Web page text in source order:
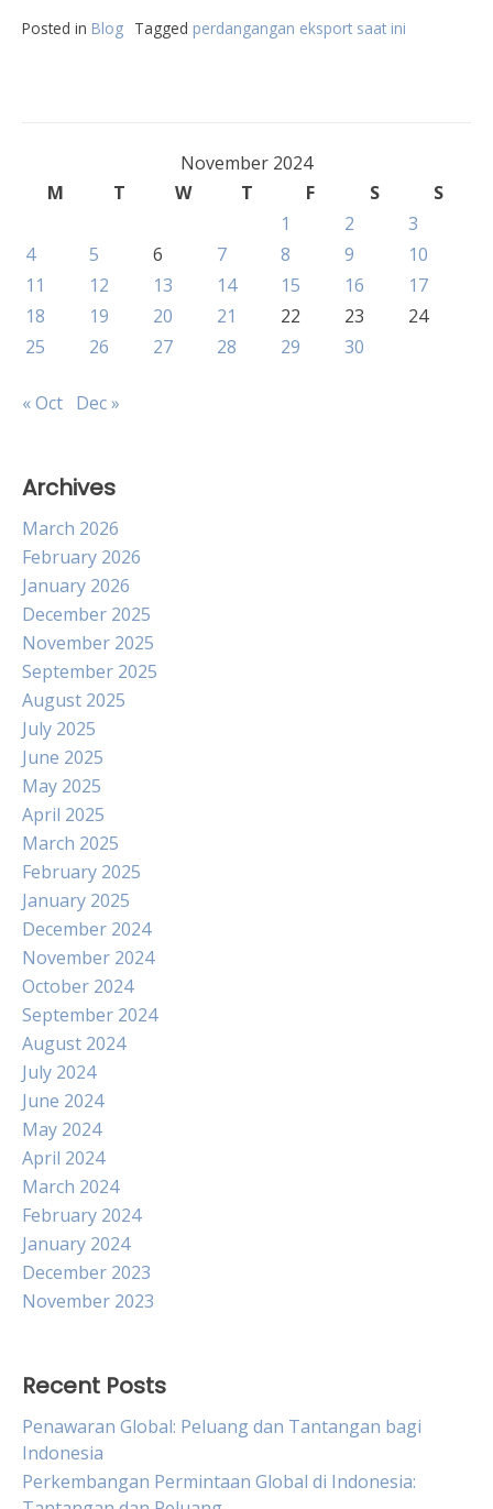
Posted in Blog Tagged perdangangan eksport saat ini
November 2024
M
T W T F S
S
1
2
3
4
5 6 7 8 9
10
11
12 13 14 15 16
17
18
19 20 21 22 23
24
25
26 27 28 29 30
« Oct Dec »
Archives
March 2026
February 2026
January 2026
December 2025
November 2025
September 2025
August 2025
July 2025
June 2025
May 2025
April 2025
March 2025
February 2025
January 2025
December 2024
November 2024
October 2024
September 2024
August 2024
July 2024
June 2024
May 2024
April 2024
March 2024
February 2024
January 2024
December 2023
November 2023
Recent Posts
Penawaran Global: Peluang dan Tantangan bagi
Indonesia
Perkembangan Permintaan Global di Indonesia: